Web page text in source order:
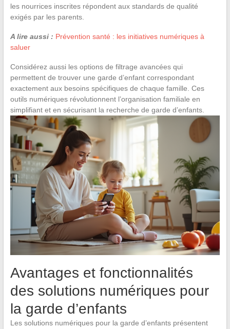
les nourrices inscrites répondent aux standards de qualité
exigés par les parents.
A lire aussi : Prévention santé : les initiatives numériques à
saluer
Considérez aussi les options de filtrage avancées qui
permettent de trouver une garde d’enfant correspondant
exactement aux besoins spécifiques de chaque famille. Ces
outils numériques révolutionnent l’organisation familiale en
simplifiant et en sécurisant la recherche de garde d’enfants.
Avantages et fonctionnalités
des solutions numériques pour
la garde d’enfants
Les solutions numériques pour la garde d’enfants présentent